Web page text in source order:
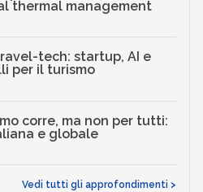
thermal management
tech: startup, AI e
per il turismo
corre, ma non per tutti:
e globale
Vedi tutti gli approfondimenti >